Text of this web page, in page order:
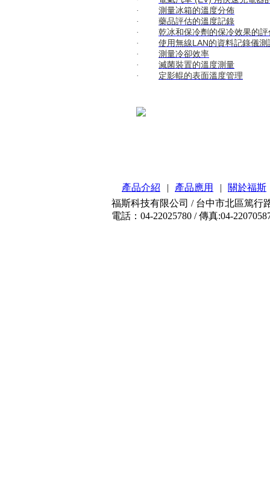
· 測量冰箱的溫度分佈
· 藥品評估的溫度記錄
· 乾冰和保冷劑的保冷效果的評
· 使用無線LAN的資料記錄儀測
· 測量冷卻效率
· 滅菌裝置的溫度測量
· 定影輥的表面溫度管理
產品介紹 | 產品應用 |
關於福斯
福斯科技有限公司 / 台中市北區篤行
電話：04-22025780 / 傳真:04-